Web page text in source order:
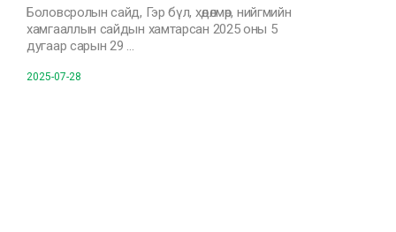
Боловсролын сайд, Гэр бүл, хөдөлмөр, нийгмийн
хамгааллын сайдын хамтарсан 2025 оны 5
дугаар сарын 29 …
2025-07-28